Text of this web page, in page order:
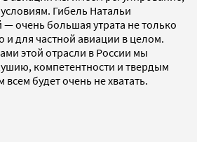
Гибель Натальи
очень большая утрата не только
и для частной авиации в целом.
этой отрасли в России мы
компетентности и твердым
будет очень не хватать.